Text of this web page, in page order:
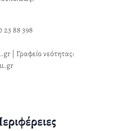
23 88 398
| Γραφείο νεότητας: